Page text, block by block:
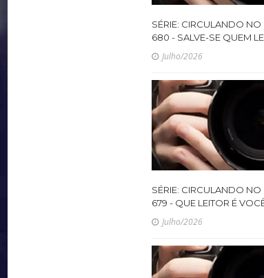
SÉRIE: CIRCULANDO
680 - SALVE-SE QUEM
Julho/2026
SÉRIE: CIRCULANDO
679 - QUE LEITOR É
Julho/2026